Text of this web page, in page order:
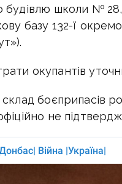
будівлю школи №
базу 132-ї
окупантів
боєприпасів
не